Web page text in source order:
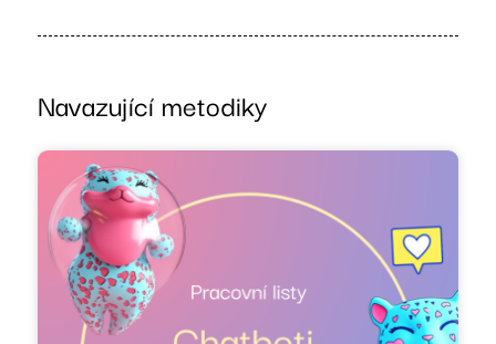
Navazující metodiky